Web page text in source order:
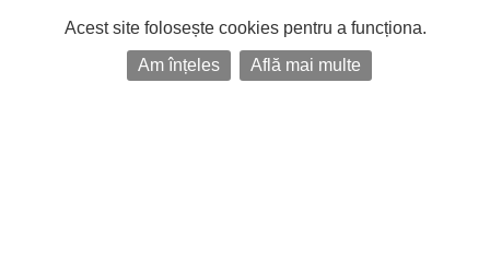
Acest site folosește cookies pentru a funcționa.
Am înțeles
Află mai multe